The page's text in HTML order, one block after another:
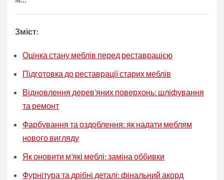
Зміст:
Оцінка стану меблів перед реставрацією
Підготовка до реставрації старих меблів
Відновлення дерев’яних поверхонь: шліфування
та ремонт
Фарбування та оздоблення: як надати меблям
нового вигляду
Як оновити м’які меблі: заміна оббивки
Фурнітура та дрібні деталі: фінальний акорд